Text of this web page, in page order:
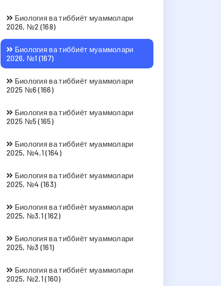
Биология ва тиббиёт муаммолари
2026, №2 (168)
Биология ва тиббиёт муаммолари
2026, №1 (167)
Биология ва тиббиёт муаммолари
2025 №6 (166)
Биология ва тиббиёт муаммолари
2025 №5 (165)
Биология ва тиббиёт муаммолари
2025, №4.1 (164)
Биология ва тиббиёт муаммолари
2025, №4 (163)
Биология ва тиббиёт муаммолари
2025, №3.1 (162)
Биология ва тиббиёт муаммолари
2025, №3 (161)
Биология ва тиббиёт муаммолари
2025, №2.1 (160)